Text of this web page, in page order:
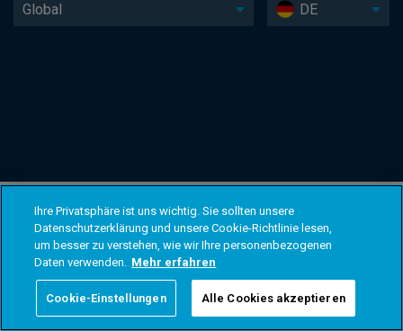
Global DE
Ihre Privatsphäre ist uns wichtig. Sie sollten unsere
Datenschutzerklärung und unsere Cookie-Richtlinie lesen,
um besser zu verstehen, wie wir Ihre personenbezogenen
Daten verwenden. Mehr erfahren
Cookie-Einstellungen Alle Cookies akzeptieren